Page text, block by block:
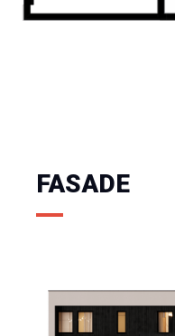
FASADE